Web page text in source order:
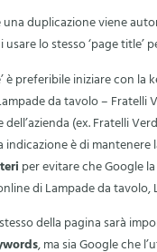
duplicazione viene
usare lo stesso ‘page title’
è preferibile iniziare con la
da tavolo – Fratelli
(ex. Fratelli
indicazione è di mantenere
per evitare che Google
di Lampade da tavolo,
della pagina sarà
, ma sia Google che